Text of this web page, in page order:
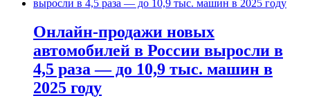
Онлайн-продажи новых
автомобилей в России выросли в
4,5 раза — до 10,9 тыс. машин в
2025 году